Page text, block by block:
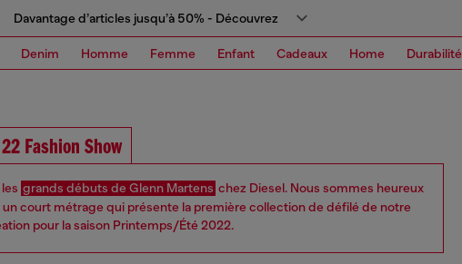
Davantage d’articles jusqu’à 50% - Découvrez
Denim Homme Femme Enfant Cadeaux Home Durabilité
Fashion Show
grands débuts de Glenn Martens chez Diesel. Nous sommes heureux
court métrage qui présente la première collection de défilé de notre
pour la saison Printemps/Été 2022.